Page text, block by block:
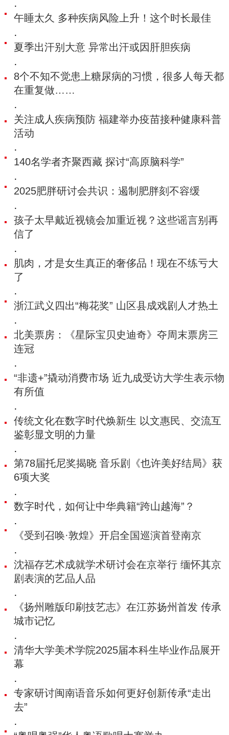
·
午睡太久 多种疾病风险上升！这个时长最佳
·
夏季出汗别大意 异常出汗或因肝胆疾病
·
8个不知不觉患上糖尿病的习惯，很多人每天都
在重复做……
·
关注成人疾病预防 福建举办疫苗接种健康科普
活动
·
140名学者齐聚西藏 探讨“高原脑科学”
·
2025肥胖研讨会共识：遏制肥胖刻不容缓
·
孩子太早戴近视镜会加重近视？这些谣言别再
信了
·
肌肉，才是女生真正的奢侈品！现在不练亏大
了
·
浙江武义四出“梅花奖” 山区县成戏剧人才热土
·
北美票房：《星际宝贝史迪奇》夺周末票房三
连冠
·
“非遗+”撬动消费市场 近九成受访大学生表示物
有所值
·
传统文化在数字时代焕新生 以文惠民、交流互
鉴彰显文明的力量
·
第78届托尼奖揭晓 音乐剧《也许美好结局》获
6项大奖
·
数字时代，如何让中华典籍“跨山越海”？
·
《受到召唤·敦煌》开启全国巡演首登南京
·
沈福存艺术成就学术研讨会在京举行 缅怀其京
剧表演的艺品人品
·
《扬州雕版印刷技艺志》在江苏扬州首发 传承
城市记忆
·
清华大学美术学院2025届本科生毕业作品展开
幕
·
专家研讨闽南语音乐如何更好创新传承“走出
去”
·